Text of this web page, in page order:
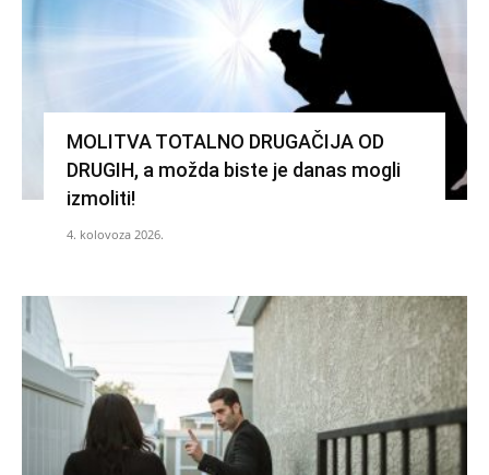
MOLITVA TOTALNO DRUGAČIJA OD
DRUGIH, a možda biste je danas mogli
izmoliti!
4. kolovoza 2026.